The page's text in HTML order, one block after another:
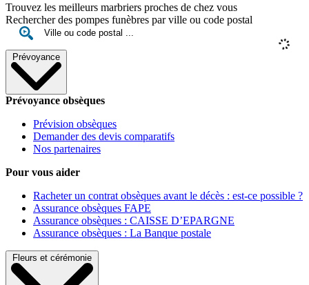
Trouvez les meilleurs marbriers proches de chez vous
Rechercher des pompes funèbres par ville ou code postal
Prévoyance
Prévoyance obsèques
Prévision obsèques
Demander des devis comparatifs
Nos partenaires
Pour vous aider
Racheter un contrat obsèques avant le décès : est-ce possible ?
Assurance obsèques FAPE
Assurance obsèques : CAISSE D’EPARGNE
Assurance obsèques : La Banque postale
Fleurs et cérémonie